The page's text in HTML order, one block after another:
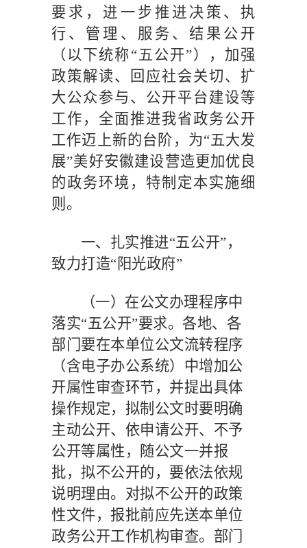
要求，进一步推进决策、执
行、管理、服务、结果公开
（以下统称“五公开”），加强
政策解读、回应社会关切、扩
大公众参与、公开平台建设等
工作，全面推进我省政务公开
工作迈上新的台阶，为“五大发
展”美好安徽建设营造更加优良
的政务环境，特制定本实施细
则。
一、扎实推进“五公开”，
致力打造“阳光政府”
（一）在公文办理程序中
落实“五公开”要求。各地、各
部门要在本单位公文流转程序
（含电子办公系统）中增加公
开属性审查环节，并提出具体
操作规定，拟制公文时要明确
主动公开、依申请公开、不予
公开等属性，随公文一并报
批，拟不公开的，要依法依规
说明理由。对拟不公开的政策
性文件，报批前应先送本单位
政务公开工作机构审查。部门